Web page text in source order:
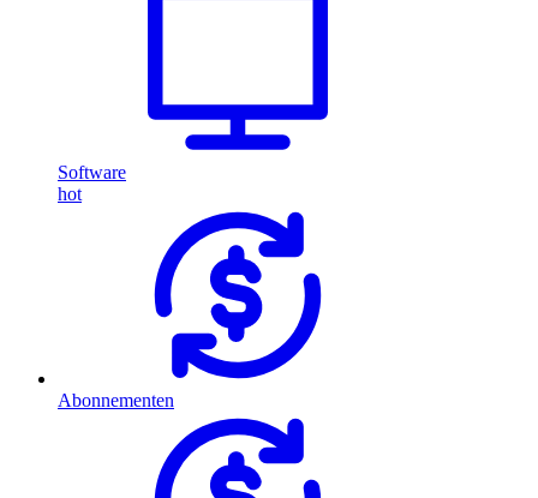
Software
hot
Abonnementen